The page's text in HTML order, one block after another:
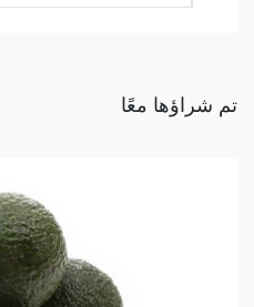
تم شراؤها معًا